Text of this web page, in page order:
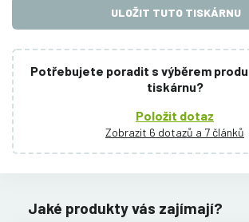
ULOŽIT TUTO TISKÁRNU
Potřebujete poradit s výběrem
tiskárnu?
Položit dotaz
Zobrazit 6 dotazů a 7 článků
Jaké produkty vás zajímají?